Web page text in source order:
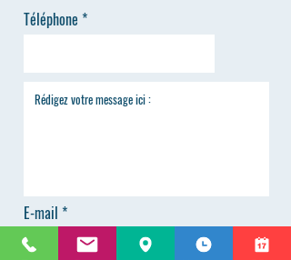
Téléphone
E-mail